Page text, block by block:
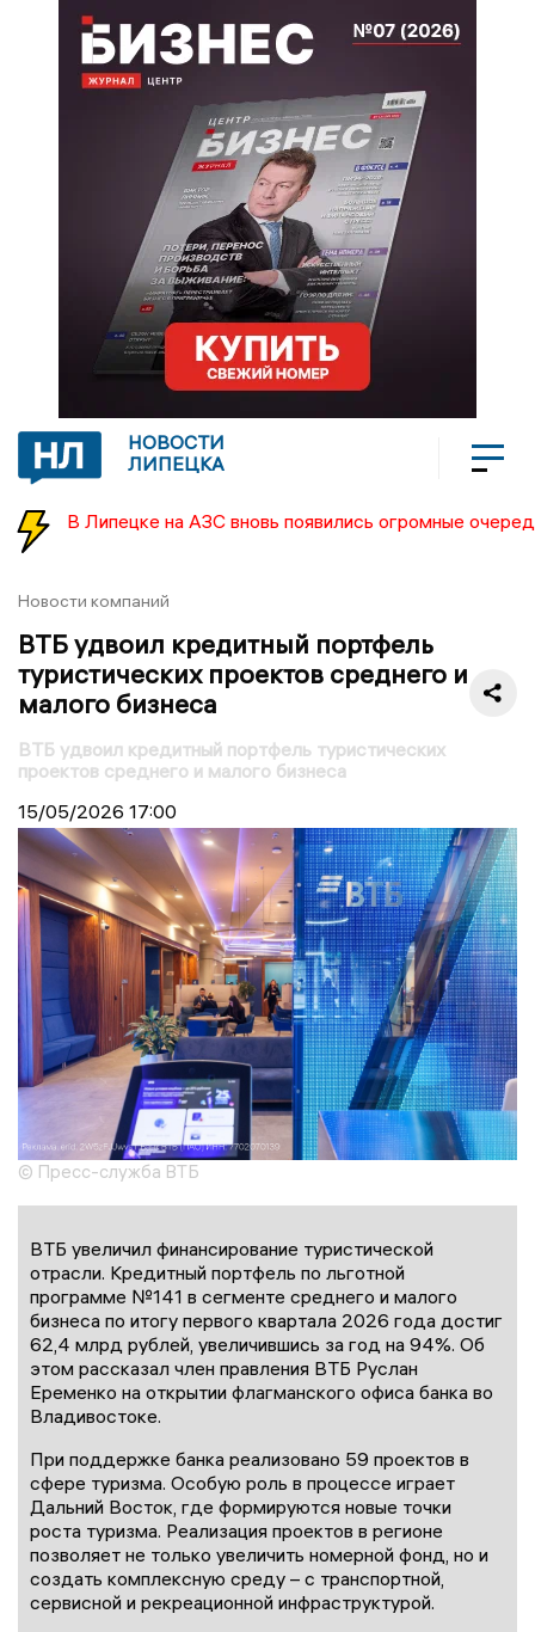
НОВОСТИ
ЛИПЕЦКА
В Липецке на АЗС вновь появились огромные
Новости компаний
ВТБ удвоил кредитный портфель
туристических проектов среднего и
малого бизнеса
ВТБ удвоил кредитный портфель туристических
проектов среднего и малого бизнеса
15/05/2026 17:00
© Пресс-служба ВТБ
ВТБ увеличил финансирование туристической
отрасли. Кредитный портфель по льготной
программе №141 в сегменте среднего и малого
бизнеса по итогу первого квартала 2026 года достиг
62,4 млрд рублей, увеличившись за год на 94%. Об
этом рассказал член правления ВТБ Руслан
Еременко на открытии флагманского офиса банка во
Владивостоке.
При поддержке банка реализовано 59 проектов в
сфере туризма. Особую роль в процессе играет
Дальний Восток, где формируются новые точки
роста туризма. Реализация проектов в регионе
позволяет не только увеличить номерной фонд, но и
создать комплексную среду – с транспортной,
сервисной и рекреационной инфраструктурой.